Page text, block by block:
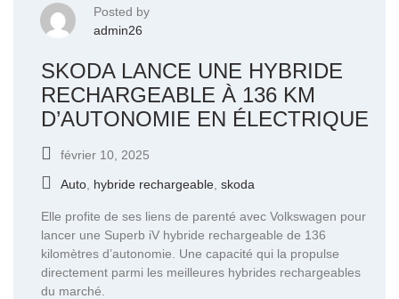
Posted by
admin26
SKODA LANCE UNE HYBRIDE
RECHARGEABLE À 136 KM
D’AUTONOMIE EN ÉLECTRIQUE
février 10, 2025
Auto hybride rechargeable skoda
Elle profite de ses liens de parenté avec Volkswagen pour
lancer une Superb iV hybride rechargeable de 136
kilomètres d’autonomie. Une capacité qui la propulse
directement parmi les meilleures hybrides rechargeables
du marché.